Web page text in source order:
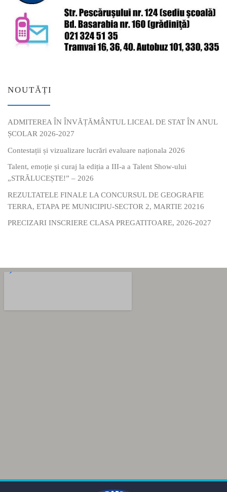
NOUTĂȚI
ADMITEREA ÎN ÎNVĂȚĂMÂNTUL LICEAL DE STAT ÎN ANUL
ȘCOLAR 2026-2027
Contestații și vizualizare lucrări evaluare naționala 2026
Talent, emoție și curaj la ediția a III-a a Talent Show-ului
„STRĂLUCEȘTE!” – 2026
REZULTATELE FINALE LA CONCURSUL DE GEOGRAFIE
TERRA, ETAPA PE MUNICIPIU-SECTOR 2, MARTIE 20216
PRECIZARI INSCRIERE CLASA PREGATITOARE, 2026-2027